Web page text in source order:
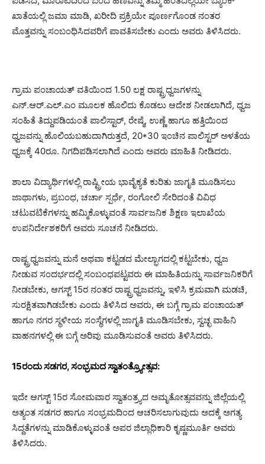
ಖಾತೆಯಲ್ಲಿ ಜಮಾ ಮಾಡಿ, ಖರೀದಿ ಪ್ರಕ್ರಿಯೇ ಪೂರ್ಣಗೊಂಡ ನಂತರ
ಮೊತ್ತವನ್ನು ಸಂಬಂಧಿಸಿದವರಿಗೆ ಪಾವತಿಸಬೇಕು ಎಂದು ಅವರು ತಿಳಿಸಿದರು.
ಗ್ರಾಮ ಪಂಚಾಯತ್ ವತಿಯಿಂದ 1.50 ಲಕ್ಷ ರಾಷ್ಟ್ರಧ್ವಜಗಳನ್ನು
ಎನ್.ಆರ್.ಎಲ್.ಎಂ ಮೂಲಕ ಹೊಲಿದು ಕೊಡಲು ಆದೇಶ ನೀಡಲಾಗಿದೆ, ಧ್ವಜ
ಸಂಹಿತೆ ತಿದ್ದುಪಡಿಯಂತೆ ಪಾಲಿಸ್ಟಾರ್, ರೇಷ್ಮೆ, ಉಣ್ಣೆ ಹಾಗೂ ಹತ್ತಿಯಿಂದ
ಧ್ವಜವನ್ನು ಹೊಲಿಯಬಹುದಾಗಿರುತ್ತದೆ, 20*30 ಇಂಚಿನ ಪಾಲಿಸ್ಟರ್ ಅಳತೆಯ
ಧ್ವಜಕ್ಕೆ 40ರೂ. ನಿಗದಿಪಡಿಸಲಾಗಿದೆ ಎಂದು ಅವರು ಮಾಹಿತಿ ನೀಡಿದರು.
ಶಾಲಾ ವಿದ್ಯಾರ್ಥಿಗಳಲ್ಲಿ ರಾಷ್ಟ್ರೀಯ ಭಾವೈಕ್ಯತೆ ಕುರಿತು ಜಾಗೃತಿ ಮೂಡಿಸಲು
ಜಾಥಾಗಳು, ಪ್ರಬಂಧ, ಚರ್ಚಾ ಸ್ಪರ್ಧೆ, ರಂಗೋಲಿ ಸೇರಿದಂತೆ ವಿವಿಧ
ಚಟುವಟಿಕೆಗಳನ್ನು ಹಮ್ಮಿಕೊಳ್ಳುವಂತೆ ಸಾರ್ವಜನಿಕ ಶಿಕ್ಷಣ ಇಲಾಖೆಯ
ಉಪನಿರ್ದೇಶಕರಿಗೆ ಅವರು ಸೂಚನೆ ನೀಡಿದರು.
ರಾಷ್ಟ್ರಧ್ವಜವನ್ನು ಮನೆ ಅಥವಾ ಕಟ್ಟಡದ ಮೇಲ್ಭಾಗದಲ್ಲಿ ಕಟ್ಟಬೇಕು, ಧ್ವಜ
ನೀಡುವ ಸಂದರ್ಭದಲ್ಲಿ ಸಂಬಂಧಪಟ್ಟವರು ಈ ಮಾಹಿತಿಯನ್ನು ಸಾರ್ವಜನಿಕರಿಗೆ
ನೀಡಬೇಕು, ಆಗಸ್ಟ್ 15ರ ನಂತರ ರಾಷ್ಟ್ರಧ್ವಜವನ್ನು, ಇಳಿಸಿ ಕ್ರಮವಾಗಿ ಮಡಚಿ,
ಸುರಕ್ಷಿತವಾಗಿಡಬೇಕು ಎಂದು ತಿಳಿಸಿದ ಅವರು, ಈ ಬಗ್ಗೆ ಗ್ರಾಮ ಪಂಚಾಯತ್
ಹಾಗೂ ನಗರ ಸ್ಥಳೀಯ ಸಂಸ್ಥೆಗಳಲ್ಲಿ ಜಾಗೃತಿ ಮೂಡಿಸಬೇಕು, ಸ್ವಚ್ಛ ವಾಹಿನಿ
ವಾಹನಗಳಲ್ಲಿ ಈ ಬಗ್ಗೆ ಅರಿವು ಮೂಡಿಸುವಂತೆ ಅವರು ತಿಳಿಸಿದರು.
15ರಂದು ಸಡಗರ, ಸಂಭ್ರಮದ ಸ್ವಾತಂತ್ರ್ಯೋತ್ಸವ:
ಇದೇ ಆಗಸ್ಟ್ 15ರ ಸೋಮವಾರ ಸ್ವಾತಂತ್ರ್ಯದ ಅಮೃತೋತ್ಸವವನ್ನು ಜಿಲ್ಲೆಯಲ್ಲಿ
ಅತ್ಯಂತ ಸಡಗರ ಹಾಗೂ ಸಂಭ್ರಮದಿಂದ ಆಚರಿಸಲಾಗುವುದು ಅದಕ್ಕೆ ಅಗತ್ಯ
ಸಿದ್ದತೆಗಳನ್ನು ಮಾಡಿಕೊಳ್ಳುವಂತೆ ಅಪರ ಜಿಲ್ಲಾಧಿಕಾರಿ ಕೃಷ್ಣಮೂರ್ತಿ ಅವರು
ತಿಳಿಸಿದರು.